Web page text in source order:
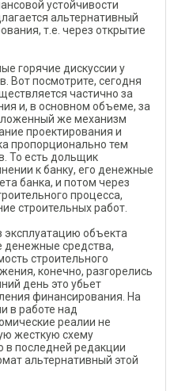
устойчивости
альтернативный
т.е. через открытие
горячие дискуссии у
Вот посмотрите, сегодня
частично за
и, в основном объеме, за
же механизм
проектирования и
пропорционально тем
То есть дольщик
к банку, его денежные
банка, и потом через
процесса,
строительных работ.
эксплуатацию объекта
денежные средства,
строительного
конечно, разгорелись
день это убьет
финансирования. На
в работе над
реалии не
жесткую схему
в последней редакции
альтернативный этой